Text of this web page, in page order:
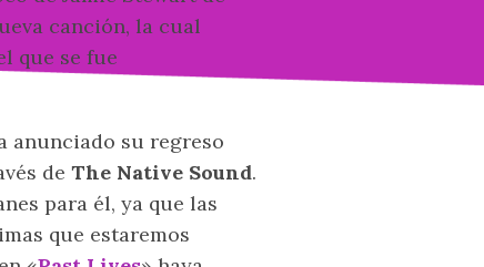
canción, la cual
que se fue
anunciado su regreso
de The Native Sound.
para él, ya que las
que estaremos